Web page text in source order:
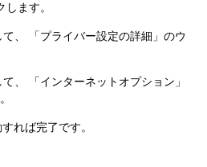
ます。
、 「プライバー設定の詳細」のウ
、 「インターネットオプション」
れば完了です。